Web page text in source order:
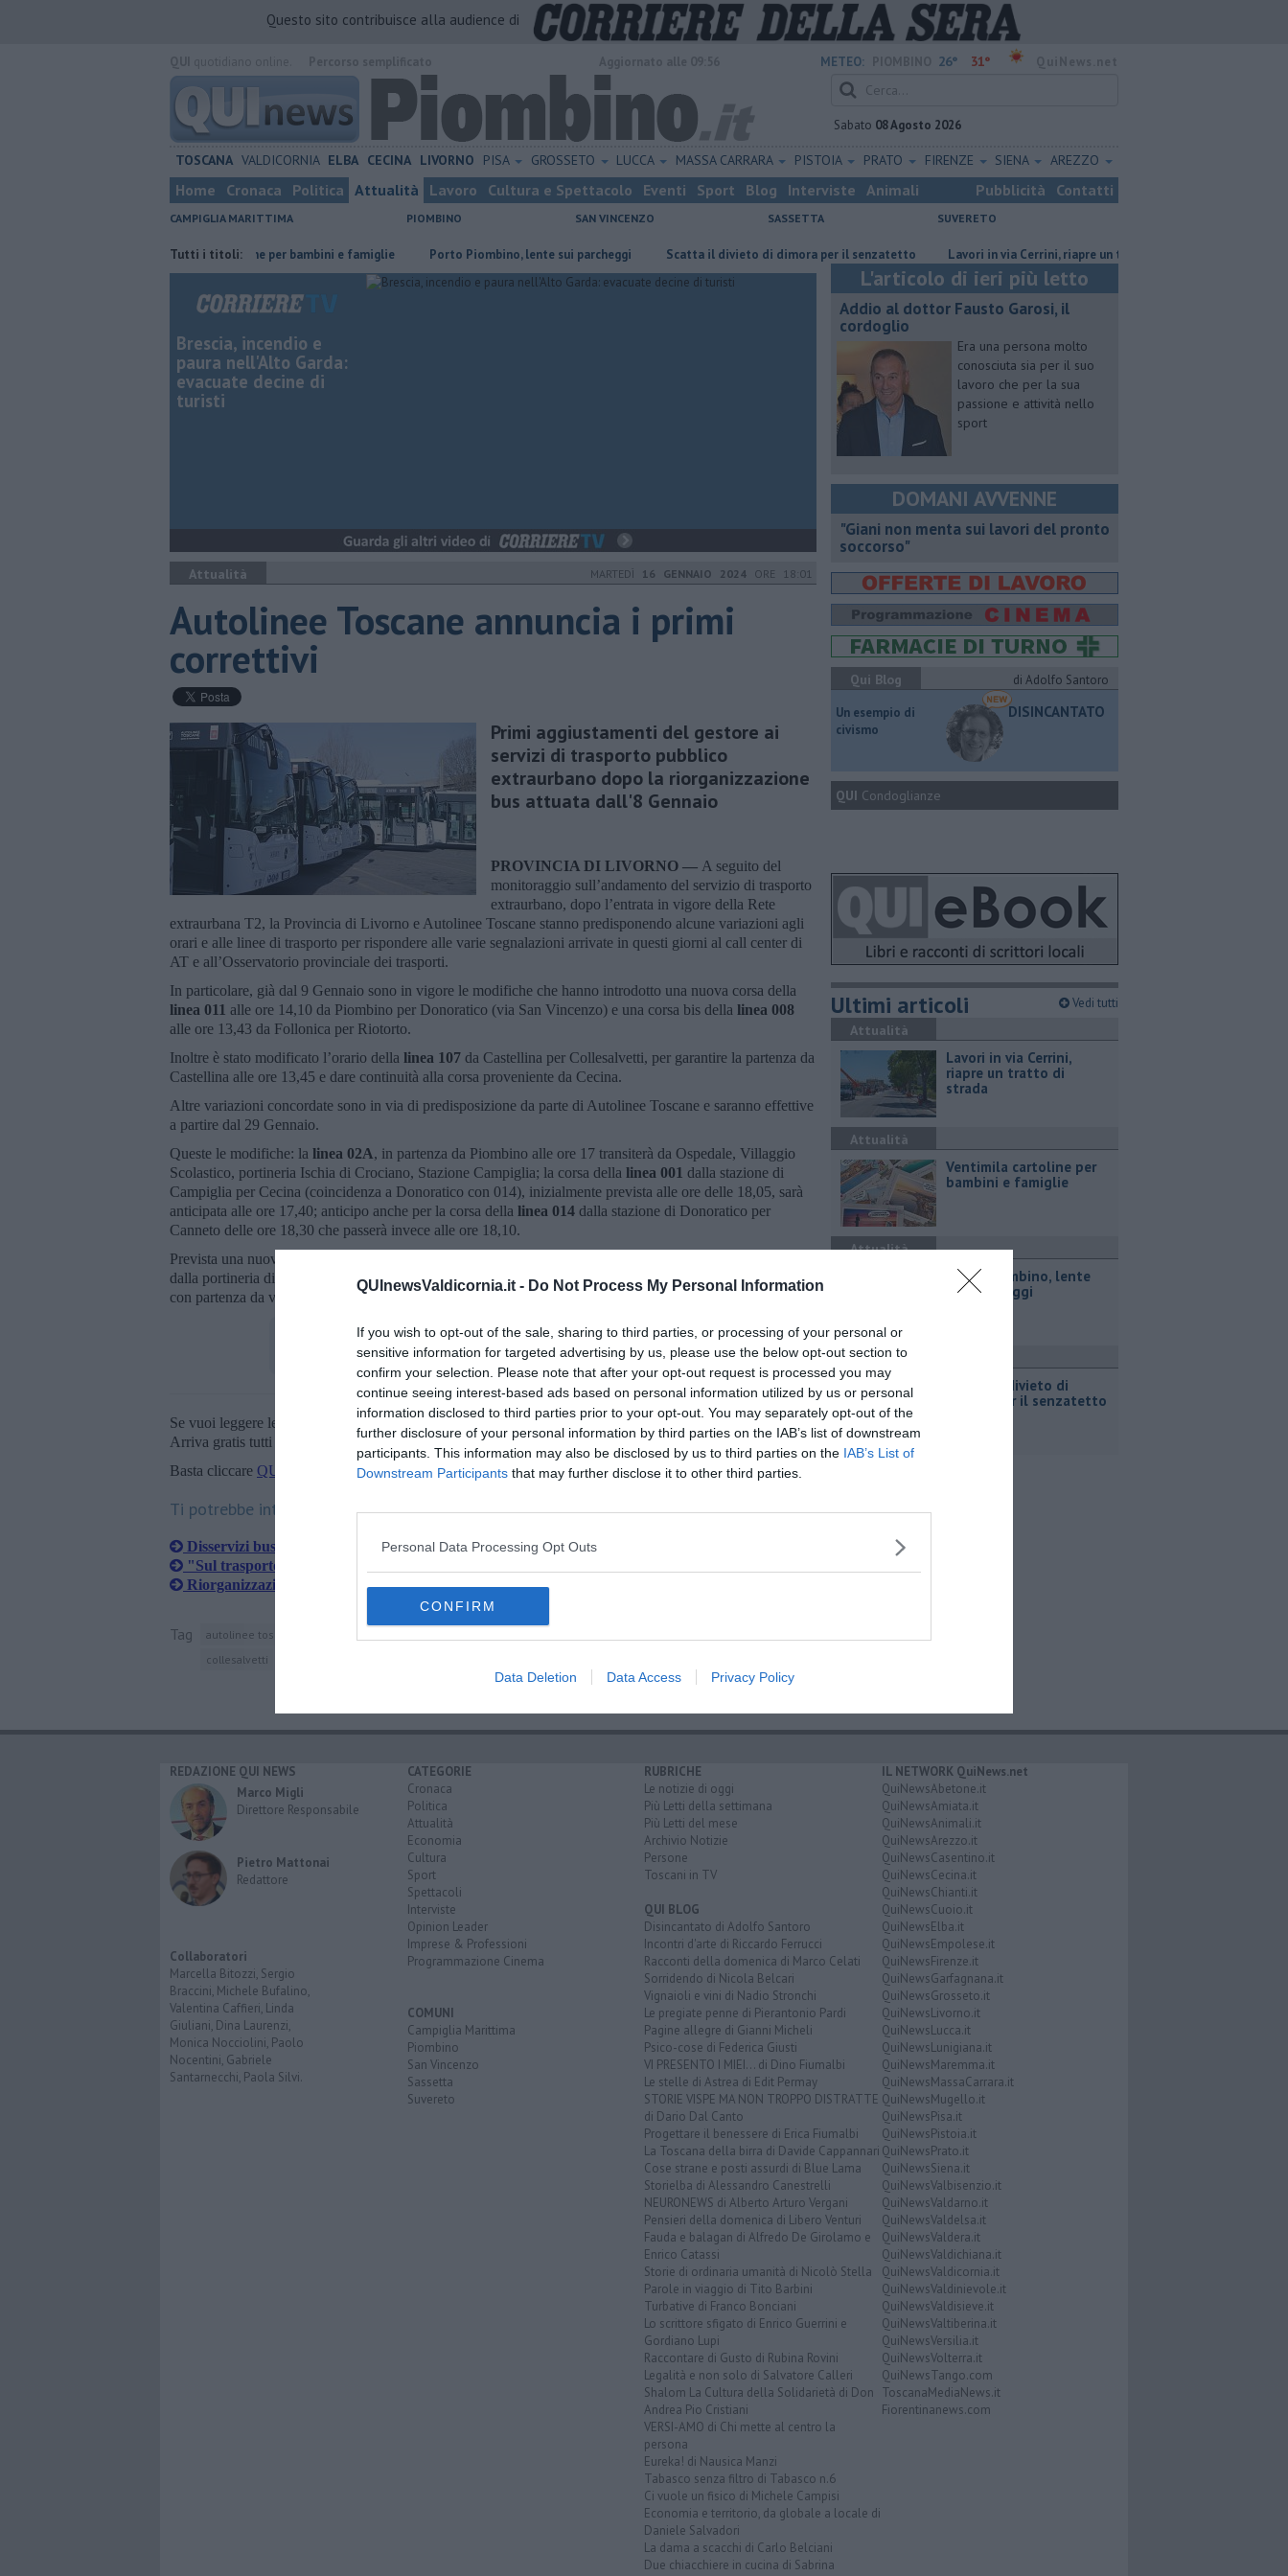
QUInewsValdicornia.it - Do Not Process My Personal Information
If you wish to opt-out of the sale, sharing to third parties, or processing of your personal or
sensitive information for targeted advertising by us, please use the below opt-out section to
confirm your selection. Please note that after your opt-out request is processed you may
continue seeing interest-based ads based on personal information utilized by us or personal
information disclosed to third parties prior to your opt-out. You may separately opt-out of the
further disclosure of your personal information by third parties on the IAB’s list of downstream
participants. This information may also be disclosed by us to third parties on the IAB’s List of
Downstream Participants that may further disclose it to other third parties.
Personal Data Processing Opt Outs
CONFIRM
Data Deletion Data Access Privacy Policy
Questo sito contribuisce alla audience di
METEO: 26° 31°
Sabato 08 Agosto 2026
TOSCANA VALDICORNIA ELBA CECINA LIVORNO PISA GROSSETO LUCCA MASSA CARRARA PISTOIA PRATO FIRENZE SIENA AREZZO
Home Cronaca Politica Attualità Lavoro Cultura e Spettacolo Eventi Sport Blog Interviste Animali Pubblicità Contatti
CAMPIGLIA MARITTIMA PIOMBINO SAN VINCENZO SASSETTA SUVERETO
Tutti i titoli:
Ventimila cartoline per bambini e famiglie Porto Piombino, lente sui parcheggi Scatta il divieto di dimora per il senzatetto Lavori in via Cerrini, riapre un tratto di strada
Brescia, incendio e
paura nell'Alto Garda:
evacuate decine di
turisti
Attualità MARTEDÌ 16 GENNAIO 2024 ORE 18:01
Autolinee Toscane annuncia i primi
correttivi
Primi aggiustamenti del gestore ai
servizi di trasporto pubblico
extraurbano dopo la riorganizzazione
bus attuata dall'8 Gennaio
PROVINCIA DI LIVORNO — A seguito del
monitoraggio sull’andamento del servizio di trasporto
extraurbano, dopo l’entrata in vigore della Rete
extraurbana T2, la Provincia di Livorno e Autolinee Toscane stanno predisponendo alcune variazioni agli
orari e alle linee di trasporto per rispondere alle varie segnalazioni arrivate in questi giorni al call center di
AT e all’Osservatorio provinciale dei trasporti.
In particolare, già dal 9 Gennaio sono in vigore le modifiche che hanno introdotto una nuova corsa della
linea 011 alle ore 14,10 da Piombino per Donoratico (via San Vincenzo) e una corsa bis della linea 008
alle ore 13,43 da Follonica per Riotorto.
Inoltre è stato modificato l’orario della linea 107 da Castellina per Collesalvetti, per garantire la partenza da
Castellina alle ore 13,45 e dare continuità alla corsa proveniente da Cecina.
Altre variazioni concordate sono in via di predisposizione da parte di Autolinee Toscane e saranno effettive
a partire dal 29 Gennaio.
Queste le modifiche: la linea 02A, in partenza da Piombino alle ore 17 transiterà da Ospedale, Villaggio
Scolastico, portineria Ischia di Crociano, Stazione Campiglia; la corsa della linea 001 dalla stazione di
Campiglia per Cecina (coincidenza a Donoratico con 014), inizialmente prevista alle ore delle 18,05, sarà
anticipata alle ore 17,40; anticipo anche per la corsa della linea 014 dalla stazione di Donoratico per
Canneto delle ore 18,30 che passerà invece alle ore 18,10.
Prevista una nuova corsa della
dalla portineria di Ischia di Crociano e la corsa delle ore 7,55 della
linea 006
viene anticipata alle ore 7,35
con partenza da viale Italia (Donoratico) per Castagneto Carducci.
Se vuoi leggere le notizie principali della Toscana iscriviti allaNewsletter QUInews - ToscanaMedia.
Arriva gratis tutti i giorni alle 20:00 direttamente nella tua casella di posta.
Basta cliccare QUI
Ti potrebbe interessare anche:
Disservizi bus, circoli Pd raccolgono segnalazioni
"Sul trasporto pubblico lacrime di coccodrillo"
Riorganizzazione bus, convocati Comuni e sindacati
Tag autolinee toscane
collesalvetti
L'articolo di ieri più letto
Addio al dottor Fausto Garosi, il
cordoglio
Era una persona molto
conosciuta sia per il suo
lavoro che per la sua
passione e attività nello
sport
DOMANI AVVENNE
"Giani non menta sui lavori del pronto
soccorso"
Qui Blog
di Adolfo Santoro
​Un esempio di
civismo
DISINCANTATO
QUI Condoglianze
Ultimi articoli Vedi tutti
Attualità
Lavori in via Cerrini,
riapre un tratto di
strada
Attualità
Ventimila cartoline per
bambini e famiglie
Attualità
Porto Piombino, lente
sui parcheggi
Cronaca
Scatta il divieto di
dimora per il senzatetto
REDAZIONE QUI NEWS
Marco Migli
Direttore Responsabile
Pietro Mattonai
Redattore
Collaboratori
Marcella Bitozzi, Sergio
Braccini, Michele Bufalino,
Valentina Caffieri, Linda
Giuliani, Dina Laurenzi,
Monica Nocciolini, Paolo
Nocentini, Gabriele
Santarnecchi, Paola Silvi.
CATEGORIE
Cronaca
Politica
Attualità
Economia
Cultura
Sport
Spettacoli
Interviste
Opinion Leader
Imprese & Professioni
Programmazione Cinema
COMUNI
Campiglia Marittima
Piombino
San Vincenzo
Sassetta
Suvereto
RUBRICHE
Le notizie di oggi
Più Letti della settimana
Più Letti del mese
Archivio Notizie
Persone
Toscani in TV
QUI BLOG
Disincantato di Adolfo Santoro
Incontri d'arte di Riccardo Ferrucci
Racconti della domenica di Marco Celati
Sorridendo di Nicola Belcari
Vignaioli e vini di Nadio Stronchi
Le pregiate penne di Pierantonio Pardi
Pagine allegre di Gianni Micheli
Psico-cose di Federica Giusti
VI PRESENTO I MIEI... di Dino Fiumalbi
Le stelle di Astrea di Edit Permay
STORIE VISPE MA NON TROPPO DISTRATTE
di Dario Dal Canto
Progettare il benessere di Erica Fiumalbi
La Toscana della birra di Davide Cappannari
Cose strane e posti assurdi di Blue Lama
Storielba di Alessandro Canestrelli
NEURONEWS di Alberto Arturo Vergani
Pensieri della domenica di Libero Venturi
Fauda e balagan di Alfredo De Girolamo e
Enrico Catassi
Storie di ordinaria umanità di Nicolò Stella
Parole in viaggio di Tito Barbini
Turbative di Franco Bonciani
Lo scrittore sfigato di Enrico Guerrini e
Gordiano Lupi
Raccontare di Gusto di Rubina Rovini
Legalità e non solo di Salvatore Calleri
Shalom La Cultura della Solidarietà di Don
Andrea Pio Cristiani
VERSI-AMO di Chi mette al centro la
persona
Eureka! di Nausica Manzi
Tabasco senza filtro di Tabasco n.6
Ci vuole un fisico di Michele Campisi
Economia e territorio, da globale a locale di
Daniele Salvadori
La dama a scacchi di Carlo Belciani
Due chiacchiere in cucina di Sabrina
IL NETWORK QuiNews.net
QuiNewsAbetone.it
QuiNewsAmiata.it
QuiNewsAnimali.it
QuiNewsArezzo.it
QuiNewsCasentino.it
QuiNewsCecina.it
QuiNewsChianti.it
QuiNewsCuoio.it
QuiNewsElba.it
QuiNewsEmpolese.it
QuiNewsFirenze.it
QuiNewsGarfagnana.it
QuiNewsGrosseto.it
QuiNewsLivorno.it
QuiNewsLucca.it
QuiNewsLunigiana.it
QuiNewsMaremma.it
QuiNewsMassaCarrara.it
QuiNewsMugello.it
QuiNewsPisa.it
QuiNewsPistoia.it
QuiNewsPrato.it
QuiNewsSiena.it
QuiNewsValbisenzio.it
QuiNewsValdarno.it
QuiNewsValdelsa.it
QuiNewsValdera.it
QuiNewsValdichiana.it
QuiNewsValdicornia.it
QuiNewsValdinievole.it
QuiNewsValdisieve.it
QuiNewsValtiberina.it
QuiNewsVersilia.it
QuiNewsVolterra.it
QuiNewsTango.com
ToscanaMediaNews.it
Fiorentinanews.com